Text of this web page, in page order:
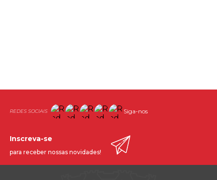
Siga-nos
Inscreva-se
para receber nossas novidades!